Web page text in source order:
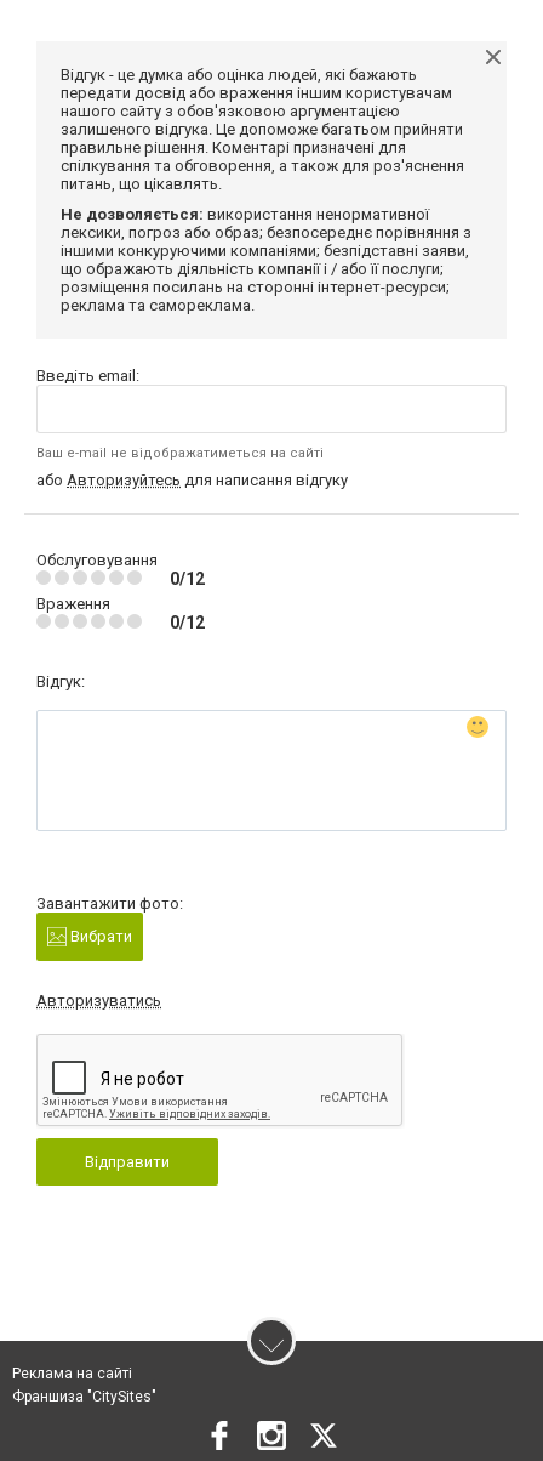
Відгук - це думка або оцінка людей, які бажають
передати досвід або враження іншим користувачам
нашого сайту з обов'язковою аргументацією
залишеного відгука. Це допоможе багатьом прийняти
правильне рішення. Коментарі призначені для
спілкування та обговорення, а також для роз'яснення
питань, що цікавлять.
Не дозволяється: використання ненормативної
лексики, погроз або образ; безпосереднє порівняння з
іншими конкуруючими компаніями; безпідставні заяви,
що ображають діяльність компанії і / або її послуги;
розміщення посилань на сторонні інтернет-ресурси;
реклама та самореклама.
Введіть email:
Ваш e-mail не відображатиметься на сайті
або Авторизуйтесь для написання відгуку
Обслуговування
0/12
Враження
0/12
Відгук:
Завантажити фото:
Вибрати
Авторизуватись
Відправити
Реклама на сайті
Франшиза "CitySites"